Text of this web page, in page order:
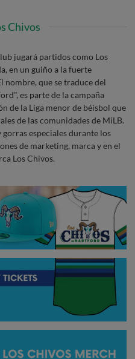
Chivos
jugará partidos como Los
en un guiño a la fuerte
nombre, que se traduce del
es parte de la campaña
de la Liga menor de béisbol que
de las comunidades de MiLB.
especiales durante los
de marketing, marca y en el
Los Chivos.